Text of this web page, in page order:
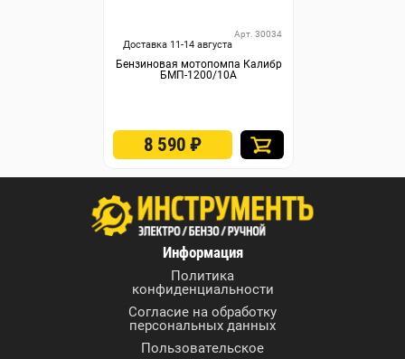
Доставка 11-14 августа
Арт. 30034
Бензиновая мотопомпа Калибр
БМП-1200/10А
8 590₽
Информация
Политика
конфиденциальности
Согласие на обработку
персональных данных
Пользовательское